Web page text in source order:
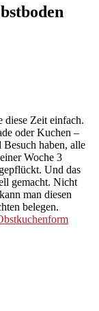
diese Zeit einfach.
oder Kuchen –
haben, alle
Woche 3
Und das
gemacht. Nicht
man diesen
belegen.